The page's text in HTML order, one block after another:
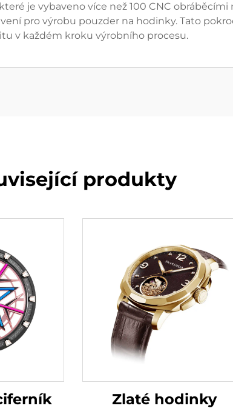
je vybaveno více než 100 CNC
pro výrobu pouzder na hodinky. Tato
v každém kroku výrobního procesu.
produkty
Zlaté hodinky